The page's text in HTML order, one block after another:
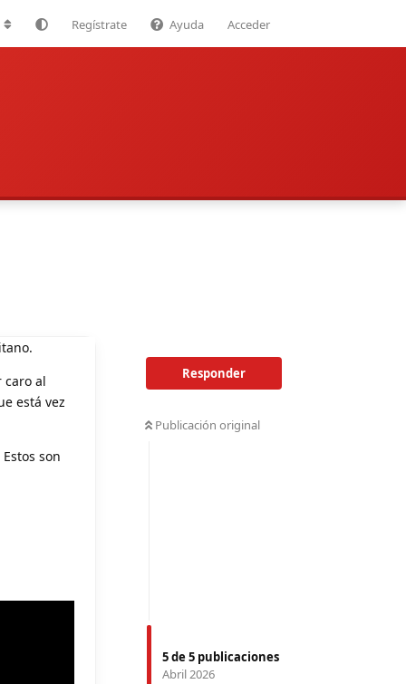
Regístrate Ayuda Acceder
Responder
Publicación original
5de 5 publicaciones
Abril 2026
caro al
está vez
son